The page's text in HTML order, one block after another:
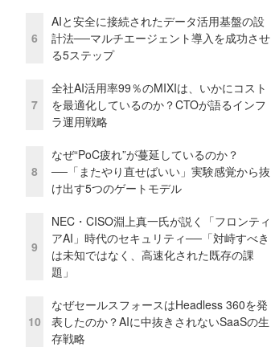
6
AIと安全に接続されたデータ活用基盤の設
計法──マルチエージェント導入を成功させ
る5ステップ
7
全社AI活用率99％のMIXIは、いかにコスト
を最適化しているのか？CTOが語るインフ
ラ運用戦略
8
なぜ“PoC疲れ”が蔓延しているのか？
──「またやり直せばいい」実験感覚から抜
け出す5つのゲートモデル
9
NEC・CISO淵上真一氏が説く「フロンティ
アAI」時代のセキュリティ──「対峙すべき
は未知ではなく、高速化された既存の課
題」
10
なぜセールスフォースはHeadless 360を発
表したのか？AIに中抜きされないSaaSの生
存戦略